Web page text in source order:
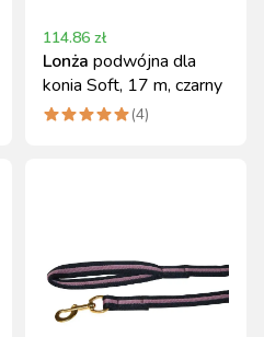
114.86 zł
Lonża podwójna dla
konia Soft, 17 m, czarny
(4)